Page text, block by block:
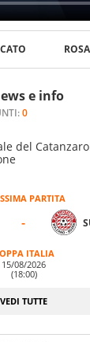
e info
del
0
ROSA
PARTITA
-
ITALIA
15/08/2026
(18:00)
VEDI TUTTE